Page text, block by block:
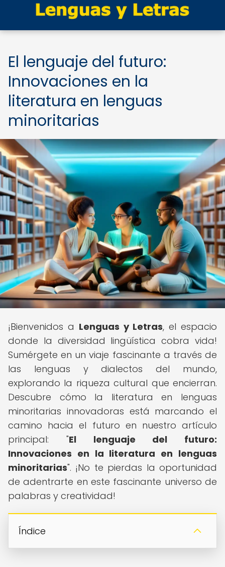
El lenguaje del futuro:
Innovaciones en la
literatura en lenguas
minoritarias
¡Bienvenidos a Lenguas y Letras, el espacio
donde la diversidad lingüística cobra vida!
Sumérgete en un viaje fascinante a través de
las lenguas y dialectos del mundo,
explorando la riqueza cultural que encierran.
Descubre cómo la literatura en lenguas
minoritarias innovadoras está marcando el
camino hacia el futuro en nuestro artículo
principal: "El lenguaje del futuro:
Innovaciones en la literatura en lenguas
minoritarias". ¡No te pierdas la oportunidad
de adentrarte en este fascinante universo de
palabras y creatividad!
Índice